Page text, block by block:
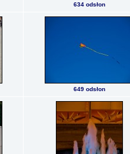
634 odsłon
649 odsłon